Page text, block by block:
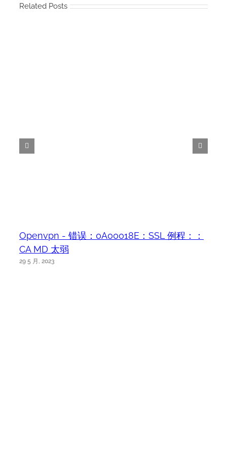
Related Posts
Openvpn - 错误：0A00018E：SSL 例程：：
CA MD 太弱
29 5 月, 2023